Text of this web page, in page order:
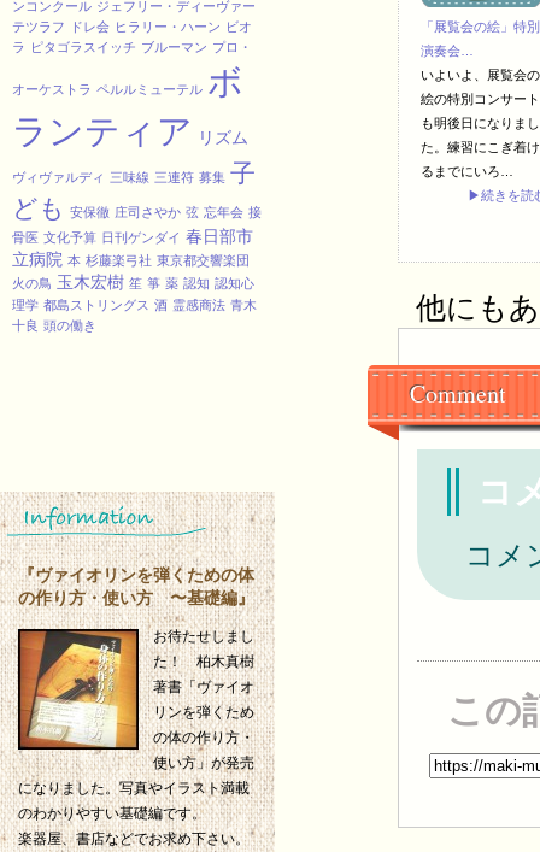
「展覧会の絵」特別
演奏会…
いよいよ、展覧会の
絵の特別コンサート
も明後日になりまし
た。練習にこぎ着け
るまでにいろ…
▶続きを読
他にも
Comment
コ
コメ
この
ンコンクール ジェフリー・ディーヴァー
テツラフ
ドレ会 ヒラリー・ハーン ビオ
ラ
ピタゴラスイッチ ブルーマン プロ・
オーケストラ ペルルミューテル ボ
ランティア
リズム
ヴィヴァルディ 三味線 三連符 募集 子
ども
安保徹 庄司さやか 弦 忘年会 接
骨医 文化予算 日刊ゲンダイ 春日部市
立病院 本 杉藤楽弓社 東京都交響楽団
火の鳥 玉木宏樹 笙 箏 薬 認知 認知心
理学 都島ストリングス 酒 霊感商法 青木
十良 頭の働き
『ヴァイオリンを弾くための体
の作り方・使い方 〜基礎編』
お待たせしまし
た！ 柏木真樹
著書「ヴァイオ
リンを弾くため
の体の作り方・
使い方」が発売
になりました。写真やイラスト満載
のわかりやすい基礎編です。
楽器屋、書店などでお求め下さい。